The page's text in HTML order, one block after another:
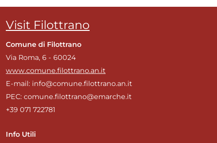
Visit Filottrano
Comune di Filottrano
Via Roma, 6 - 60024
www.comune.filottrano.an.it
E-mail: info@comune.filottrano.an.it
PEC: comune.filottrano@emarche.it
+39 071 722781
Info Utili